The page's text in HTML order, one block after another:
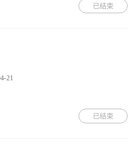
已结束
21
已结束